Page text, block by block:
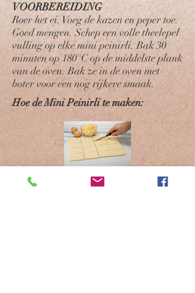
VOORBEREIDING
Roer het ei. Voeg de kazen en peper toe.
Goed mengen. Schep een volle theelepel
vulling op elke mini peinirli. Bak 30
minuten op 180°C op de middelste plank
van de oven. Bak ze in de oven met
boter voor een nog rijkere smaak.
1. Leg het deeg op je werkblad, in de
Hoe de Mini Peinirli te maken: